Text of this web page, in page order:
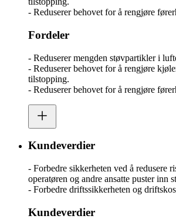
- Reduserer behovet for å rengjøre
Fordeler
- Reduserer mengden støvpartikler i
- Reduserer behovet for å rengjøre
tilstopping.
- Reduserer behovet for å rengjøre
Kundeverdier
- Forbedre sikkerheten ved å redusere
operatøren og andre ansatte puster inn
- Forbedre driftssikkerheten og
Kundeverdier